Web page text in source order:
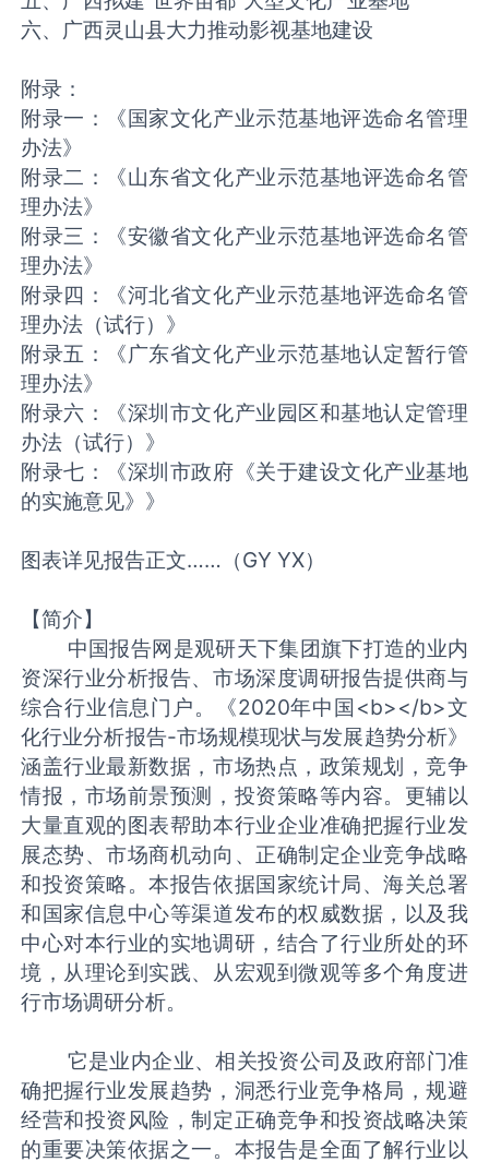
六、广西灵山县大力推动影视基地建设
附录：
附录一：《国家文化产业示范基地评选命名管理
办法》
附录二：《山东省文化产业示范基地评选命名管
理办法》
附录三：《安徽省文化产业示范基地评选命名管
理办法》
附录四：《河北省文化产业示范基地评选命名管
理办法（试行）》
附录五：《广东省文化产业示范基地认定暂行管
理办法》
附录六：《深圳市文化产业园区和基地认定管理
办法（试行）》
附录七：《深圳市政府《关于建设文化产业基地
的实施意见》》
图表详见报告正文……（GY YX）
【简介】
中国报告网是观研天下集团旗下打造的业内
资深行业分析报告、市场深度调研报告提供商与
综合行业信息门户。《2020年中国<b></b>文
化行业分析报告-市场规模现状与发展趋势分析》
涵盖行业最新数据，市场热点，政策规划，竞争
情报，市场前景预测，投资策略等内容。更辅以
大量直观的图表帮助本行业企业准确把握行业发
展态势、市场商机动向、正确制定企业竞争战略
和投资策略。本报告依据国家统计局、海关总署
和国家信息中心等渠道发布的权威数据，以及我
中心对本行业的实地调研，结合了行业所处的环
境，从理论到实践、从宏观到微观等多个角度进
行市场调研分析。
它是业内企业、相关投资公司及政府部门准
确把握行业发展趋势，洞悉行业竞争格局，规避
经营和投资风险，制定正确竞争和投资战略决策
的重要决策依据之一。本报告是全面了解行业以